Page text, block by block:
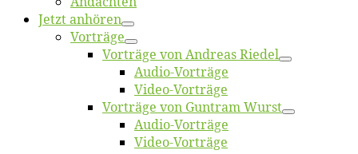
Jetzt an­hö­ren
Vor­trä­ge
Vor­trä­ge von An­dre­as Riedel
Au­dio-Vor­trä­ge
Vi­deo-Vor­trä­ge
Vor­trä­ge von Gun­tram Wurst
Au­dio-Vor­trä­ge
Vi­deo-Vor­trä­ge